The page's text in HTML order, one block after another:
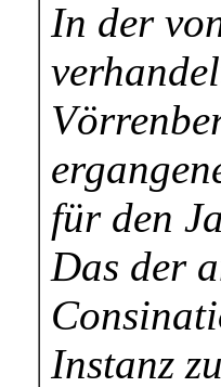
In der
für den
Das der
Instanz